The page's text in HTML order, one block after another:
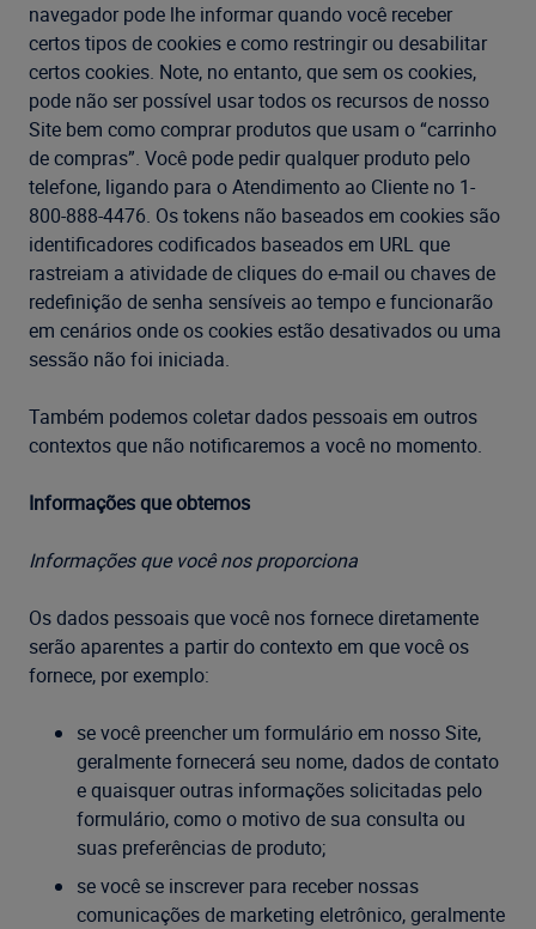
navegador pode lhe informar quando você receber
certos tipos de cookies e como restringir ou desabilitar
certos cookies. Note, no entanto, que sem os cookies,
pode não ser possível usar todos os recursos de nosso
Site bem como comprar produtos que usam o “carrinho
de compras”. Você pode pedir qualquer produto pelo
telefone, ligando para o Atendimento ao Cliente no 1-
800-888-4476. Os tokens não baseados em cookies são
identificadores codificados baseados em URL que
rastreiam a atividade de cliques do e-mail ou chaves de
redefinição de senha sensíveis ao tempo e funcionarão
em cenários onde os cookies estão desativados ou uma
sessão não foi iniciada.
Também podemos coletar dados pessoais em outros
contextos que não notificaremos a você no momento.
Informações que obtemos
Informações que você nos proporciona
Os dados pessoais que você nos fornece diretamente
serão aparentes a partir do contexto em que você os
fornece, por exemplo:
se você preencher um formulário em nosso Site,
geralmente fornecerá seu nome, dados de contato
e quaisquer outras informações solicitadas pelo
formulário, como o motivo de sua consulta ou
suas preferências de produto;
se você se inscrever para receber nossas
comunicações de marketing eletrônico, geralmente